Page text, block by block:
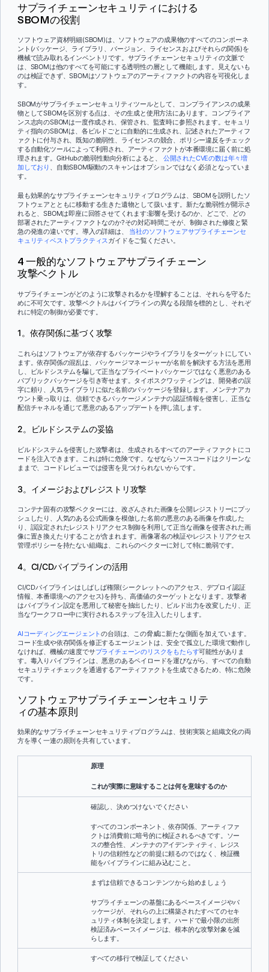
サプライチェーンセキュリティにおける
SBOMの役割
ソフトウェア資材明細(SBOM)は、ソフトウェアの成果物のすべてのコンポーネ
ント(パッケージ、ライブラリ、バージョン、ライセンスおよびそれらの関係)を
機械で読み取れるインベントリです。サプライチェーンセキュリティの文脈で
は、SBOMは他のすべてを可能にする透明性の層として機能します。見えないも
のは検証できず、SBOMはソフトウェアのアーティファクトの内容を可視化しま
す。
SBOMがサプライチェーンセキュリティツールとして、コンプライアンスの成果
物としてSBOMを区別する点は、その生成と使用方法にあります。コンプライア
ンス志向のSBOMは一度作成され、保管され、監査時に参照されます。セキュリ
ティ指向のSBOMは、各ビルドごとに自動的に生成され、記述されたアーティフ
ァクトに付与され、既知の脆弱性、ライセンスの競合、ポリシー違反をチェック
する自動化ツールによって利用され、アーティファクトが本番環境に届く前に処
理されます。GitHubの脆弱性動向分析によると、 公開されたCVEの数は年々増
加しており 、自動SBOM駆動のスキャンはオプションではなく必須となっていま
す。
最も効果的なサプライチェーンセキュリティプログラムは、SBOMを説明したソ
フトウェアとともに移動する生きた遺物として扱います。新たな脆弱性が開示さ
れると、SBOMは即座に回答させてくれます:影響を受けるのか、どこで、どの
部署されたアーティファクトなのか?その対応時間こそが、制御された修復と緊
急の発進の違いです。導入の詳細は、 当社のソフトウェアサプライチェーンセ
キュリティベストプラクティスガイドをご覧ください。
4 一般的なソフトウェアサプライチェーン
攻撃ベクトル
サプライチェーンがどのように攻撃されるかを理解することは、それらを守るた
めに不可欠です。攻撃ベクトルはパイプラインの異なる段階を標的とし、それぞ
れに特定の制御が必要です。
1。依存関係に基づく攻撃
これらはソフトウェアが依存するパッケージやライブラリをターゲットにしてい
ます。依存関係の混乱は、パッケージマネージャーが名前を解決する方法を悪用
し、ビルドシステムを騙して正当なプライベートパッケージではなく悪意のある
パブリックパッケージを引き寄せます。タイポスクワッティングは、開発者の誤
字に頼り、人気ライブラリに似た名前のパッケージを登録します。メンテナアカ
ウント乗っ取りは、信頼できるパッケージメンテナの認証情報を侵害し、正当な
配信チャネルを通じて悪意のあるアップデートを押し流します。
2。ビルドシステムの妥協
ビルドシステムを侵害した攻撃者は、生成されるすべてのアーティファクトにコ
ードを注入できます。これは特に危険です。なぜならソースコードはクリーンな
ままで、コードレビューでは侵害を見つけられないからです。
3。イメージおよびレジストリ攻撃
コンテナ固有の攻撃ベクターには、改ざんされた画像を公開レジストリーにプッ
シュしたり、人気のある公式画像を模倣した名前の悪意のある画像を作成した
り、誤設定されたレジストリアクセス制御を利用して正当な画像を侵害された画
像に置き換えたりすることが含まれます。画像署名の検証やレジストリアクセス
管理ポリシーを持たない組織は、これらのベクターに対して特に脆弱です。
4。CI/CDパイプラインの活用
CI/CDパイプラインはしばしば権限(シークレットへのアクセス、デプロイ認証
情報、本番環境へのアクセス)を持ち、高価値のターゲットとなります。攻撃者
はパイプライン設定を悪用して秘密を抽出したり、ビルド出力を改変したり、正
当なワークフロー中に実行されるステップを注入したりします。
AIコーディングエージェントの台頭は、この脅威に新たな側面を加えています。
コード生成や依存関係を修正するエージェントは、安全で孤立した環境で動作し
なければ、機械の速度でサプライチェーンのリスクをもたらす可能性がありま
す。毒入りパイプラインは、悪意のあるペイロードを運びながら、すべての自動
セキュリティチェックを通過するアーティファクトを生成できるため、特に危険
です。
ソフトウェアサプライチェーンセキュリテ
ィの基本原則
効果的なサプライチェーンセキュリティプログラムは、技術実装と組織文化の両
方を導く一連の原則を共有しています。
原理
これが実際に意味することは何を意味するのか
確認し、決めつけないでください
すべてのコンポーネント、依存関係、アーティファ
クトは消費前に暗号的に検証されるべきです。ソー
スの整合性、メンテナのアイデンティティ、レジス
トリの信頼性などの前提に頼るのではなく、検証機
能をパイプラインに組み込むこと。
まずは信頼できるコンテンツから始めましょう
サプライチェーンの基盤にあるベースイメージやパ
ッケージが、それらの上に構築されたすべてのセキ
ュリティ体制を決定します。ハードで最小限の出所
検証済みベースイメージは、根本的な攻撃対象を減
らします。
すべての移行で検証してください